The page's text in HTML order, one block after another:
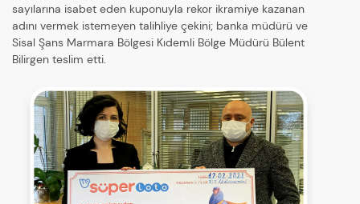
sayılarına isabet eden kuponuyla rekor ikramiye kazanan
adını vermek istemeyen talihliye çekini; banka müdürü ve
Sisal Şans Marmara Bölgesi Kıdemli Bölge Müdürü Bülent
Bilirgen teslim etti.